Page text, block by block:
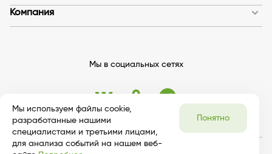
Компания
Мы в социальных сетях
Мы используем файлы cookie,
разработанные нашими
специалистами и третьими лицами,
для анализа событий на нашем веб-
Понятно